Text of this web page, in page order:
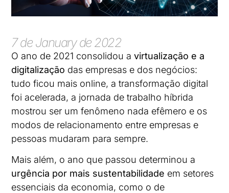
7 de January de 2022
O ano de 2021 consolidou avirtualização e a
digitalização das empresas e dos negócios:
tudo ficou mais online, a transformação digital
foi acelerada, a jornada de trabalho híbrida
mostrou ser um fenômeno nada efêmero e os
modos de relacionamento entre empresas e
pessoas mudaram para sempre.
Mais além, o ano que passou determinou a
urgência por mais sustentabilidade em setores
essenciais da economia, como o de